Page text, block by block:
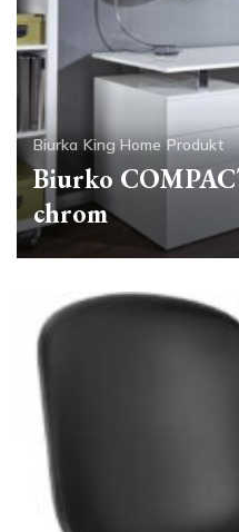
Biurka King Home Produkt
Biurko
chrom